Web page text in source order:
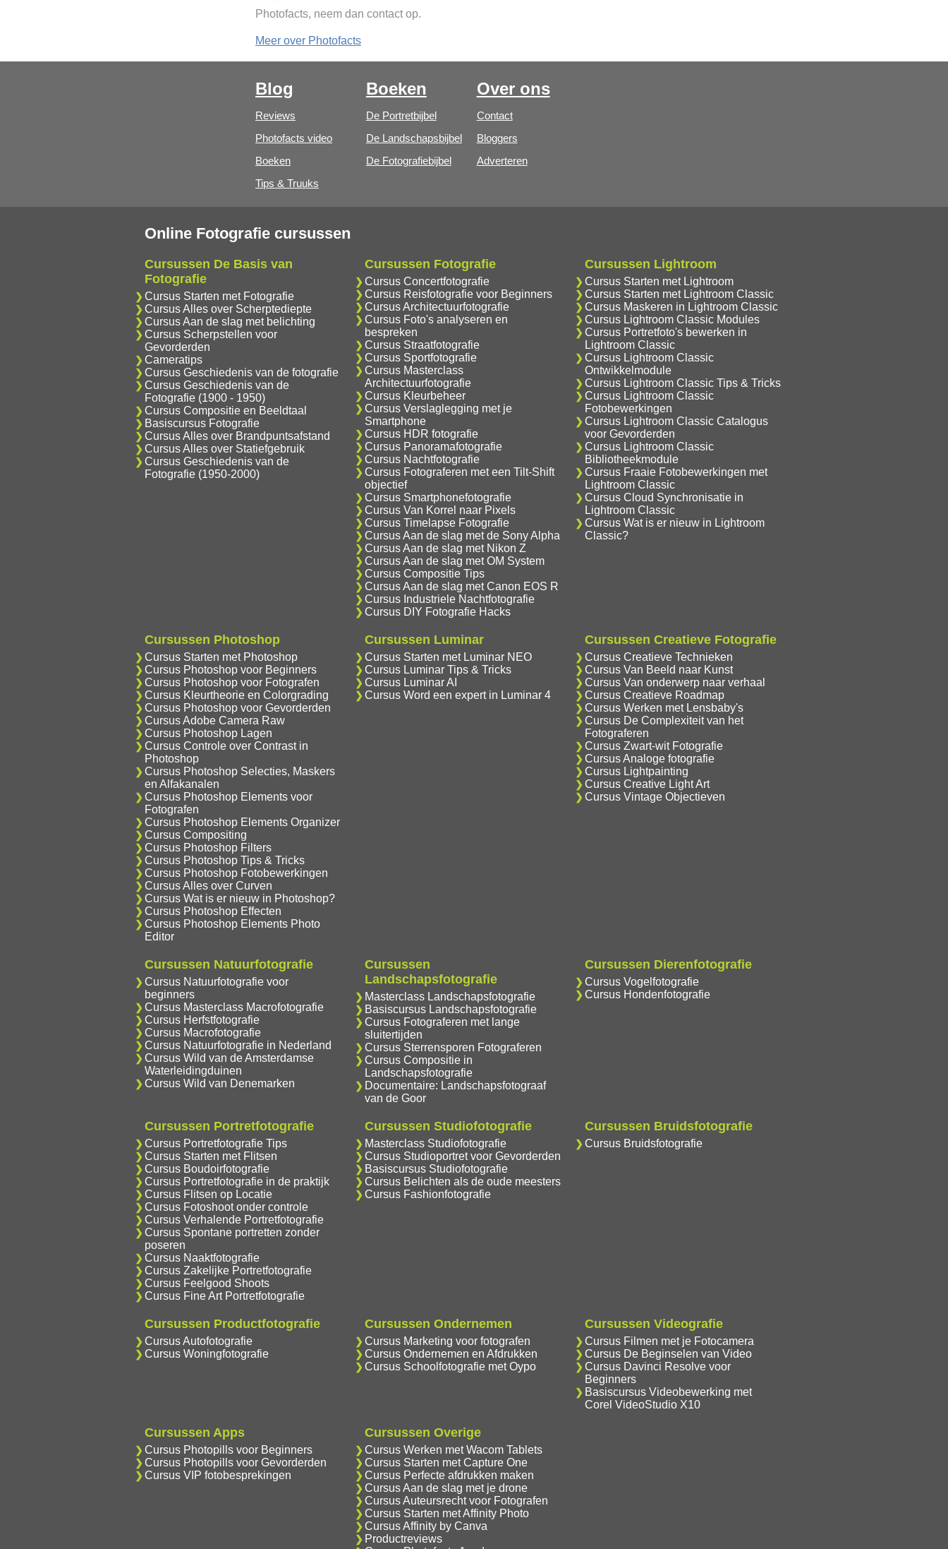
Photofacts, neem dan contact op.
Meer over Photofacts
Blog
Reviews
Photofacts video
Boeken
Tips & Truuks
Boeken
De Portretbijbel
De Landschapsbijbel
De Fotografiebijbel
Over ons
Contact
Bloggers
Adverteren
Online Fotografie cursussen
Cursussen De Basis van
Fotografie
Cursus Starten met Fotografie
Cursus Alles over Scherptediepte
Cursus Aan de slag met belichting
Cursus Scherpstellen voor
Gevorderden
Cameratips
Cursus Geschiedenis van de fotografie
Cursus Geschiedenis van de
Fotografie (1900 - 1950)
Cursus Compositie en Beeldtaal
Basiscursus Fotografie
Cursus Alles over Brandpuntsafstand
Cursus Alles over Statiefgebruik
Cursus Geschiedenis van de
Fotografie (1950-2000)
Cursussen Fotografie
Cursus Concertfotografie
Cursus Reisfotografie voor Beginners
Cursus Architectuurfotografie
Cursus Foto's analyseren en
bespreken
Cursus Straatfotografie
Cursus Sportfotografie
Cursus Masterclass
Architectuurfotografie
Cursus Kleurbeheer
Cursus Verslaglegging met je
Smartphone
Cursus HDR fotografie
Cursus Panoramafotografie
Cursus Nachtfotografie
Cursus Fotograferen met een Tilt-Shift
objectief
Cursus Smartphonefotografie
Cursus Van Korrel naar Pixels
Cursus Timelapse Fotografie
Cursus Aan de slag met de Sony Alpha
Cursus Aan de slag met Nikon Z
Cursus Aan de slag met OM System
Cursus Compositie Tips
Cursus Aan de slag met Canon EOS R
Cursus Industriele Nachtfotografie
Cursus DIY Fotografie Hacks
Cursussen Lightroom
Cursus Starten met Lightroom
Cursus Starten met Lightroom Classic
Cursus Maskeren in Lightroom Classic
Cursus Lightroom Classic Modules
Cursus Portretfoto's bewerken in
Lightroom Classic
Cursus Lightroom Classic
Ontwikkelmodule
Cursus Lightroom Classic Tips & Tricks
Cursus Lightroom Classic
Fotobewerkingen
Cursus Lightroom Classic Catalogus
voor Gevorderden
Cursus Lightroom Classic
Bibliotheekmodule
Cursus Fraaie Fotobewerkingen met
Lightroom Classic
Cursus Cloud Synchronisatie in
Lightroom Classic
Cursus Wat is er nieuw in Lightroom
Classic?
Cursussen Photoshop
Cursus Starten met Photoshop
Cursus Photoshop voor Beginners
Cursus Photoshop voor Fotografen
Cursus Kleurtheorie en Colorgrading
Cursus Photoshop voor Gevorderden
Cursus Adobe Camera Raw
Cursus Photoshop Lagen
Cursus Controle over Contrast in
Photoshop
Cursus Photoshop Selecties, Maskers
en Alfakanalen
Cursus Photoshop Elements voor
Fotografen
Cursus Photoshop Elements Organizer
Cursus Compositing
Cursus Photoshop Filters
Cursus Photoshop Tips & Tricks
Cursus Photoshop Fotobewerkingen
Cursus Alles over Curven
Cursus Wat is er nieuw in Photoshop?
Cursus Photoshop Effecten
Cursus Photoshop Elements Photo
Editor
Cursussen Luminar
Cursus Starten met Luminar NEO
Cursus Luminar Tips & Tricks
Cursus Luminar AI
Cursus Word een expert in Luminar 4
Cursussen Creatieve Fotografie
Cursus Creatieve Technieken
Cursus Van Beeld naar Kunst
Cursus Van onderwerp naar verhaal
Cursus Creatieve Roadmap
Cursus Werken met Lensbaby's
Cursus De Complexiteit van het
Fotograferen
Cursus Zwart-wit Fotografie
Cursus Analoge fotografie
Cursus Lightpainting
Cursus Creative Light Art
Cursus Vintage Objectieven
Cursussen Natuurfotografie
Cursus Natuurfotografie voor
beginners
Cursus Masterclass Macrofotografie
Cursus Herfstfotografie
Cursus Macrofotografie
Cursus Natuurfotografie in Nederland
Cursus Wild van de Amsterdamse
Waterleidingduinen
Cursus Wild van Denemarken
Cursussen
Landschapsfotografie
Masterclass Landschapsfotografie
Basiscursus Landschapsfotografie
Cursus Fotograferen met lange
sluitertijden
Cursus Sterrensporen Fotograferen
Cursus Compositie in
Landschapsfotografie
Documentaire: Landschapsfotograaf
van de Goor
Cursussen Dierenfotografie
Cursus Vogelfotografie
Cursus Hondenfotografie
Cursussen Portretfotografie
Cursus Portretfotografie Tips
Cursus Starten met Flitsen
Cursus Boudoirfotografie
Cursus Portretfotografie in de praktijk
Cursus Flitsen op Locatie
Cursus Fotoshoot onder controle
Cursus Verhalende Portretfotografie
Cursus Spontane portretten zonder
poseren
Cursus Naaktfotografie
Cursus Zakelijke Portretfotografie
Cursus Feelgood Shoots
Cursus Fine Art Portretfotografie
Cursussen Studiofotografie
Masterclass Studiofotografie
Cursus Studioportret voor Gevorderden
Basiscursus Studiofotografie
Cursus Belichten als de oude meesters
Cursus Fashionfotografie
Cursussen Bruidsfotografie
Cursus Bruidsfotografie
Cursussen Productfotografie
Cursus Autofotografie
Cursus Woningfotografie
Cursussen Ondernemen
Cursus Marketing voor fotografen
Cursus Ondernemen en Afdrukken
Cursus Schoolfotografie met Oypo
Cursussen Videografie
Cursus Filmen met je Fotocamera
Cursus De Beginselen van Video
Cursus Davinci Resolve voor
Beginners
Basiscursus Videobewerking met
Corel VideoStudio X10
Cursussen Apps
Cursus Photopills voor Beginners
Cursus Photopills voor Gevorderden
Cursus VIP fotobesprekingen
Cursussen Overige
Cursus Werken met Wacom Tablets
Cursus Starten met Capture One
Cursus Perfecte afdrukken maken
Cursus Aan de slag met je drone
Cursus Auteursrecht voor Fotografen
Cursus Starten met Affinity Photo
Cursus Affinity by Canva
Productreviews